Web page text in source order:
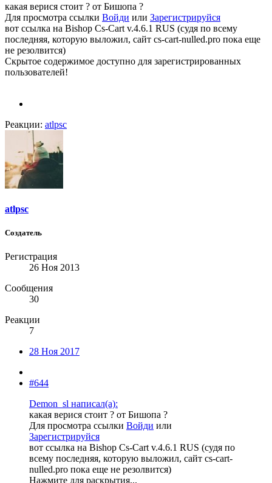
какая верися стоит ? от Бишопа ?
Для просмотра ссылки Войди или Зарегистрируйся
вот ссылка на Bishop Cs-Cart v.4.6.1 RUS (судя по всему
последняя, которую выложил, сайт cs-cart-nulled.pro пока еще
не резолвится)
Скрытое содержимое доступно для зарегистрированных
пользователей!
Реакции: atlpsc
atlpsc
Создатель
Регистрация
26 Ноя 2013
Сообщения
30
Реакции
7
28 Ноя 2017
#644
Demon_sl написал(а):
какая верися стоит ? от Бишопа ?
Для просмотра ссылки Войди или
Зарегистрируйся
вот ссылка на Bishop Cs-Cart v.4.6.1 RUS (судя по
всему последняя, которую выложил, сайт cs-cart-
nulled.pro пока еще не резолвится)
Нажмите для раскрытия...